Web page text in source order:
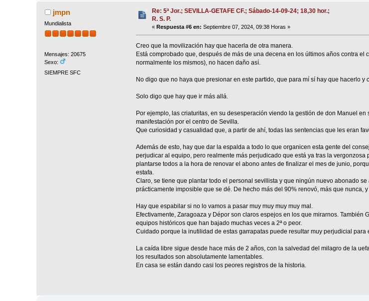
jmpn
Mundialista
Mensajes: 20675
Sexo:
SIEMPRE SFC
Re: 5ª Jor.; SEVILLA-GETAFE CF.; Sábado-14-09-24; 18,30 hor.;
R. S. P.
«Respuesta #6 en: Septiembre 07, 2024, 09:38 Horas »
Creo que la movilización hay que hacerla de otra manera.
Está comprobado que, después de más de una decena en los últimos años contra el
normalmente los mismos), no hacen daño así.
No digo que no haya que presionar en este partido, que para mí sí hay que hacerlo y
Solo digo que hay que ir más allá.
Por ejemplo, las criaturitas, en su desesperación viendo la gestión de don Manuel
manifestación por el centro de Sevilla.
Que curiosidad y casualidad que, a partir de ahí, todas las sentencias que les eran
Además de esto, hay que dar la espalda a todo lo que organicen esta gente del
perjudicar al equipo, pero realmente más perjudicado que está ya tras la
plantarse todos a la hora de renovar el abono antes de finalizar el mes de junio,
estafa.
Claro, se tiene que plantar todo el personal sevillista y que ningún nuevo abonado
prácticamente imposible que se dé. De hecho más del 90% renovó, más que nunca,
Hay que espabilar si no lo vamos a pasar muy muy muy muy mal.
Efectivamente, Zaragoaza y Dépor son claros espejos en los que mirarnos. También
equipos históricos que han bajado muchas veces a 2ª o peor.
Cuidado porque la inutilidad de estas garrapatas puede resultar muy perjudicial para
La caída libre sigue desde hace más de 2 años, con la salvedad del milagro de la
los resultados son absolutamente lamentables.
En casa se están dando casi los peores registros de la historia.